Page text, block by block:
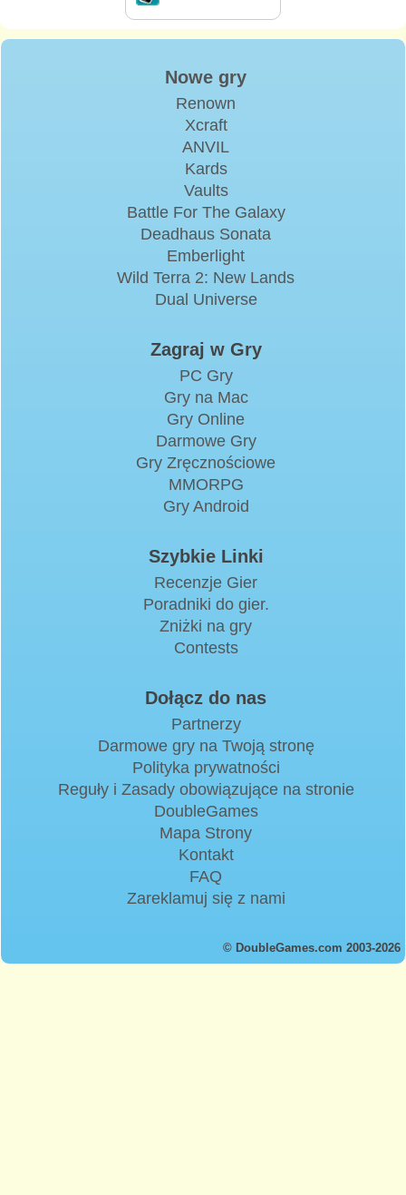
Nowe gry
Renown
Xcraft
ANVIL
Kards
Vaults
Battle For The Galaxy
Deadhaus Sonata
Emberlight
Wild Terra 2: New Lands
Dual Universe
Zagraj w Gry
PC Gry
Gry na Mac
Gry Online
Darmowe Gry
Gry Zręcznościowe
MMORPG
Gry Android
Szybkie Linki
Recenzje Gier
Poradniki do gier.
Zniżki na gry
Contests
Dołącz do nas
Partnerzy
Darmowe gry na Twoją stronę
Polityka prywatności
Reguły i Zasady obowiązujące na stronie
DoubleGames
Mapa Strony
Kontakt
FAQ
Zareklamuj się z nami
© DoubleGames.com 2003-2026